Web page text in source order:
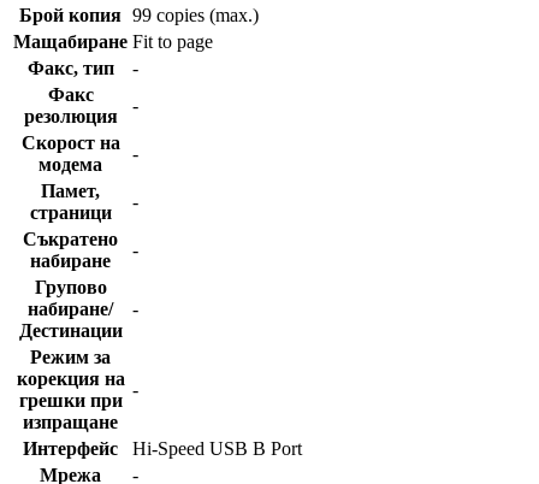
Брой копия 99 copies (max.)
Мащабиране Fit to page
Факс, тип
-
Факс
резолюция
-
Скорост на
модема
-
Памет,
страници
-
Съкратено
набиране
-
Групово
набиране/
Дестинации
-
Режим за
корекция на
грешки при
изпращане
-
Интерфейс
Hi-Speed USB B Port
Мрежа
-